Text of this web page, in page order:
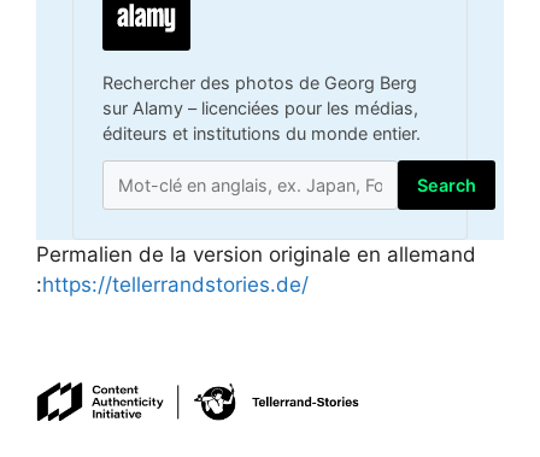
Rechercher des photos de Georg Berg
sur Alamy – licenciées pour les médias,
éditeurs et institutions du monde entier.
Search
Permalien de la version originale en allemand
:https://tellerrandstories.de/